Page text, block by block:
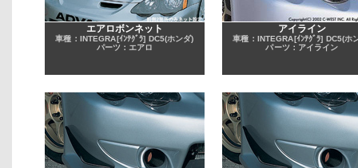
エアロボンネット
車種：INTEGRA[ｲﾝﾃｸﾞﾗ] DC5(ホンダ)
パーツ：エアロ
アイライン
車種：INTEGRA[ｲﾝﾃｸﾞﾗ] DC5(ホ
パーツ：アイライン